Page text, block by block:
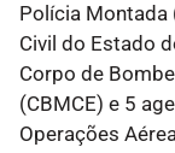
Polícia Montada
Civil do Estado
Corpo de
(CBMCE) e 5
Operações